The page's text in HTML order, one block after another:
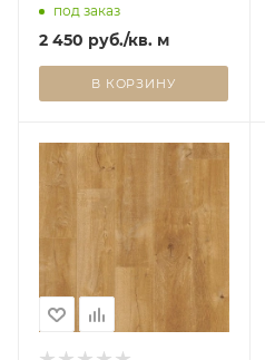
под заказ
2 450 руб./кв. м
В КОРЗИНУ